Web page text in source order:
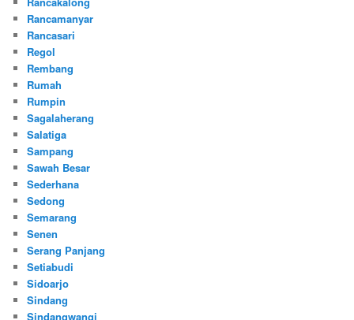
Rancamanyar
Rancasari
Regol
Rembang
Rumah
Rumpin
Sagalaherang
Salatiga
Sampang
Sawah Besar
Sederhana
Sedong
Semarang
Senen
Serang Panjang
Setiabudi
Sidoarjo
Sindang
Sindangwangi